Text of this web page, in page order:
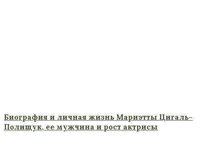
Биография и личная жизнь Мариэтты Цигаль-
Полищук, ее мужчина и рост актрисы